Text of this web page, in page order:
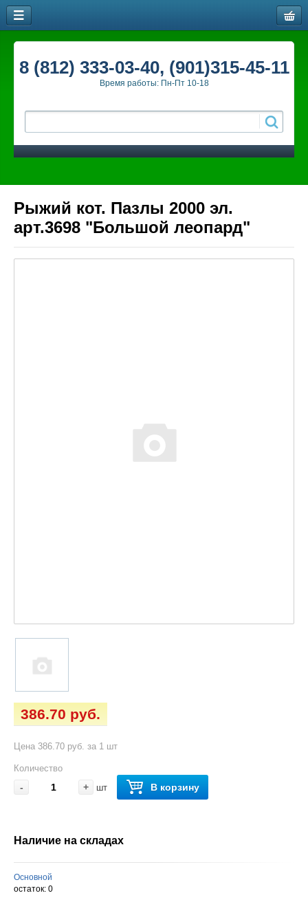
8 (812) 333-03-40, (901)315-45-11
Время работы: Пн-Пт 10-18
Рыжий кот. Пазлы 2000 эл.
арт.3698 "Большой леопард"
386.70 руб.
Цена 386.70 руб. за 1 шт
Количество
- + шт В корзину
Наличие на складах
Основной
остаток: 0